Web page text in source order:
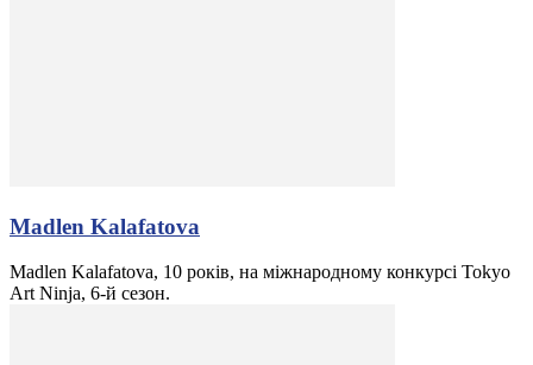
Madlen Kalafatova
Madlen Kalafatova, 10 років, на міжнародному конкурсі Tokyo
Art Ninja, 6-й сезон.